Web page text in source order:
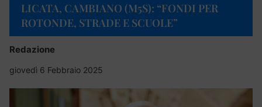
LICATA, CAMBIANO (M5S): “FONDI PER
ROTONDE, STRADE E SCUOLE”
Redazione
giovedì 6 Febbraio 2025